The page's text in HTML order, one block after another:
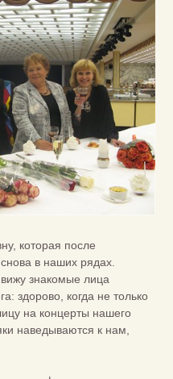
которая после
в наших рядах.
знакомые лица
здорово, когда не только
на концерты нашего
наведываются к нам,